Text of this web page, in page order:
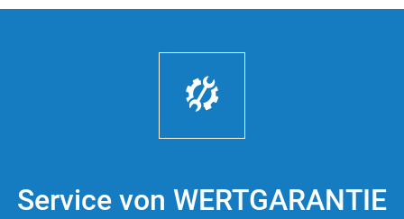
Service von WERTGARANTIE